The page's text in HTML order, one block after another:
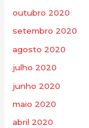
outubro 2020
setembro 2020
agosto 2020
julho 2020
junho 2020
maio 2020
abril 2020